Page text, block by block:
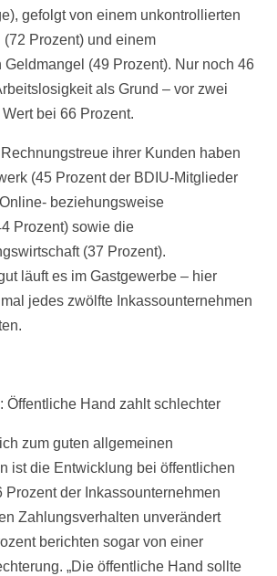
gefolgt von einem unkontrollierten
Prozent) und einem
(49 Prozent). Nur noch 46
als Grund – vor zwei
bei 66 Prozent.
ihrer Kunden haben
(45 Prozent der BDIU-Mitglieder
beziehungsweise
Prozent) sowie die
(37 Prozent).
läuft es im Gastgewerbe – hier
jedes zwölfte Inkassounternehmen
Öffentliche Hand zahlt schlechter
zum guten allgemeinen
ist die Entwicklung bei öffentlichen
Prozent der Inkassounternehmen
Zahlungsverhalten unverändert
berichten sogar von einer
„Die öffentliche Hand sollte